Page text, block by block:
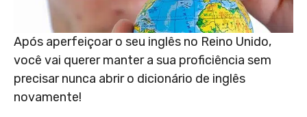
Após aperfeiçoar o seu inglês no Reino Unido,
você vai querer manter a sua proficiência sem
precisar nunca abrir o dicionário de inglês
novamente!